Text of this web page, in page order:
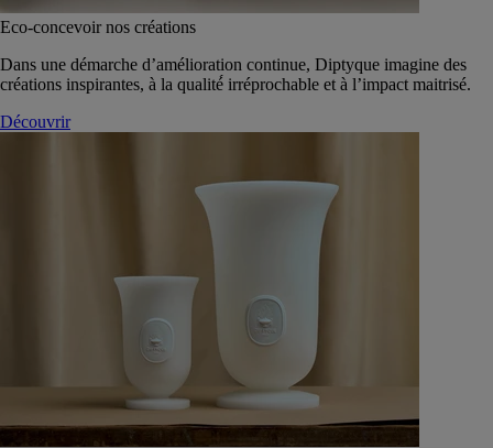
Eco-concevoir nos créations
Dans une démarche d’amélioration continue, Diptyque imagine des
créations inspirantes, à la qualité́ irréprochable et à l’impact maitrisé.
Découvrir